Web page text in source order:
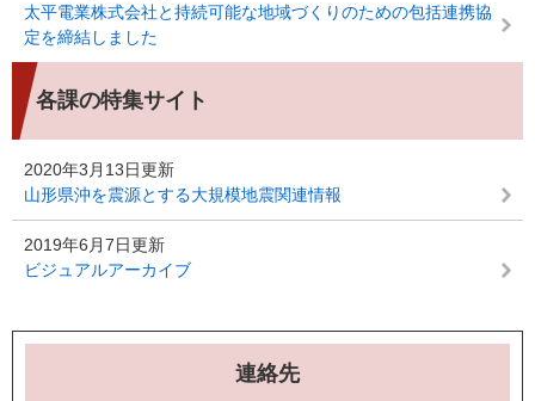
太平電業株式会社と持続可能な地域づくりのための包括連携協
定を締結しました
各課の特集サイト
2020年3月13日更新
山形県沖を震源とする大規模地震関連情報
2019年6月7日更新
ビジュアルアーカイブ
連絡先